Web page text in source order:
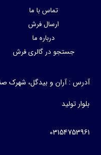
تماس با ما
ارسال فرش
درباره ما
جستجو در گالری فرش
آدرس : آران و بیدگل، شهرک
بلوار تولید
03154753961